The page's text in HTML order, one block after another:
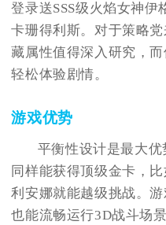
登录送SSS级火焰女神
卡珊得利斯。对于策略
藏属性值得深入研究，
轻松体验剧情。
游戏优势
平衡性设计是最大
同样能获得顶级金卡，
利安娜就能越级挑战。
也能流畅运行3D战斗场